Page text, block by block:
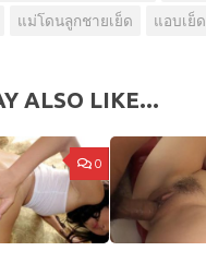
แม่โดนลูกชายเย็ด แอบเย็ด
ALSO LIKE...
0